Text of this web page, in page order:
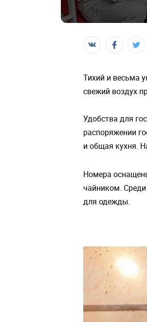
Тихий и весьма
свежий воздух
Удобства для
распоряжении
и общая кухня.
Номера
чайником.
для одежды.